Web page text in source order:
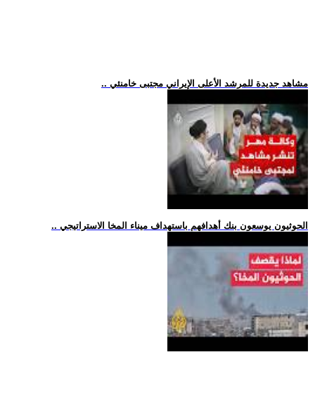
.. مشاهد جديدة للمرشد الأعلى الإيراني مجتبى خامنئي
.. الحوثيون يوسعون بنك أهدافهم باستهداف ميناء المخا الاستراتيجي